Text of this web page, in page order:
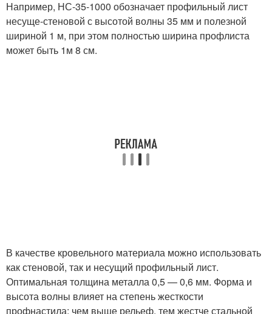
Например, НС-35-1000 обозначает профильный лист
несуще-стеновой с высотой волны 35 мм и полезной
шириной 1 м, при этом полностью ширина профлиста
может быть 1м 8 см.
В качестве кровельного материала можно использовать
как стеновой, так и несущий профильный лист.
Оптимальная толщина металла 0,5 — 0,6 мм. Форма и
высота волны влияет на степень жесткости
профнастила: чем выше рельеф, тем жестче стальной